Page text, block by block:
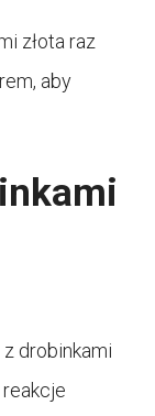
złota raz
aby
drobinkami